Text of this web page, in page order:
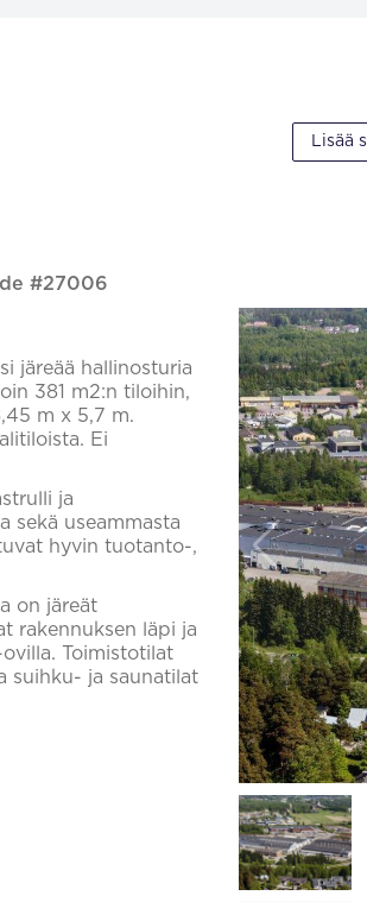
#27006
Lisää
järeää hallinosturia
381 m2:n tiloihin,
m x 5,7 m.
Ei
ja
sekä useammasta
hyvin tuotanto-,
on järeät
rakennuksen läpi ja
Toimistotilat
suihku- ja saunatilat